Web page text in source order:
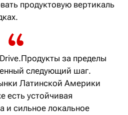
продуктовую вертикаль
за пределы
следующий шаг.
Латинской Америки
есть устойчивая
и сильное локальное